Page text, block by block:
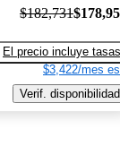
$182,731
El precio incluye tasas
$3,422/mes
Verif. disponibilidad